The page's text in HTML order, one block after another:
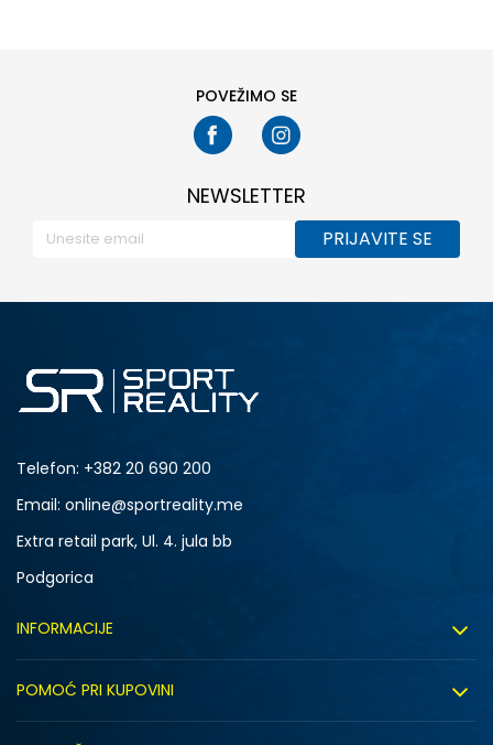
POVEŽIMO SE
NEWSLETTER
PRIJAVITE SE
Telefon: +382 20 690 200
Email: online@sportreality.me
Extra retail park, Ul. 4. jula bb
Podgorica
INFORMACIJE
POMOĆ PRI KUPOVINI